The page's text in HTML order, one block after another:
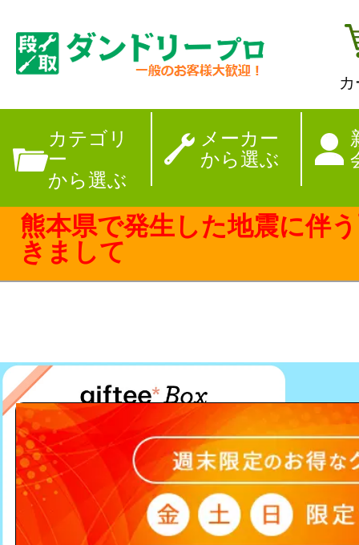
カテゴリ
ー
から選ぶ
メーカー
から選ぶ
【夏季休暇のお
熊本県で発生した地震に伴
きまして